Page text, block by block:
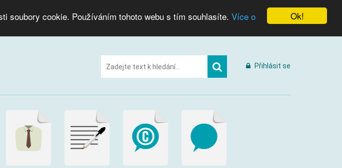
Ok!
soubory cookie. Používáním tohoto webu s tím souhlasíte. Více o
Přihlásit se